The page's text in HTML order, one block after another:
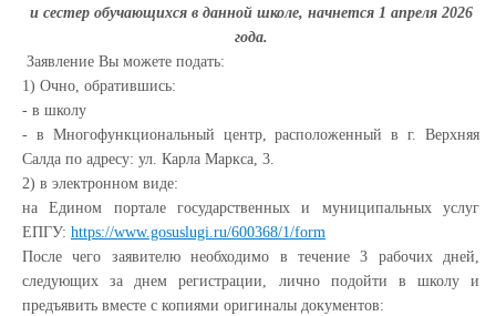
и сестер обучающихся в данной школе, начнется 1 апреля 2026
года.
Заявление Вы можете подать:
1) Очно, обратившись:
- в школу
- в Многофункциональный центр, расположенный в г. Верхняя
Салда по адресу: ул. Карла Маркса, 3.
2) в электронном виде:
на Едином портале государственных и муниципальных услуг
ЕПГУ: https://www.gosuslugi.ru/600368/1/form
После чего заявителю необходимо в течение 3 рабочих дней,
следующих за днем регистрации, лично подойти в школу и
предъявить вместе с копиями оригиналы документов: